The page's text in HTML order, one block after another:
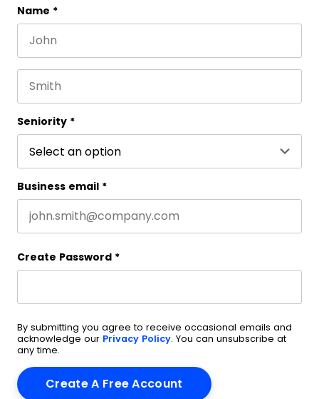
Instagram
Este campo es un campo de validación y debe
Name *
Seniority *
Business email *
Create Password *
By submitting you agree to receive occasional emails and
acknowledge our Privacy Policy. You can unsubscribe at
any time.